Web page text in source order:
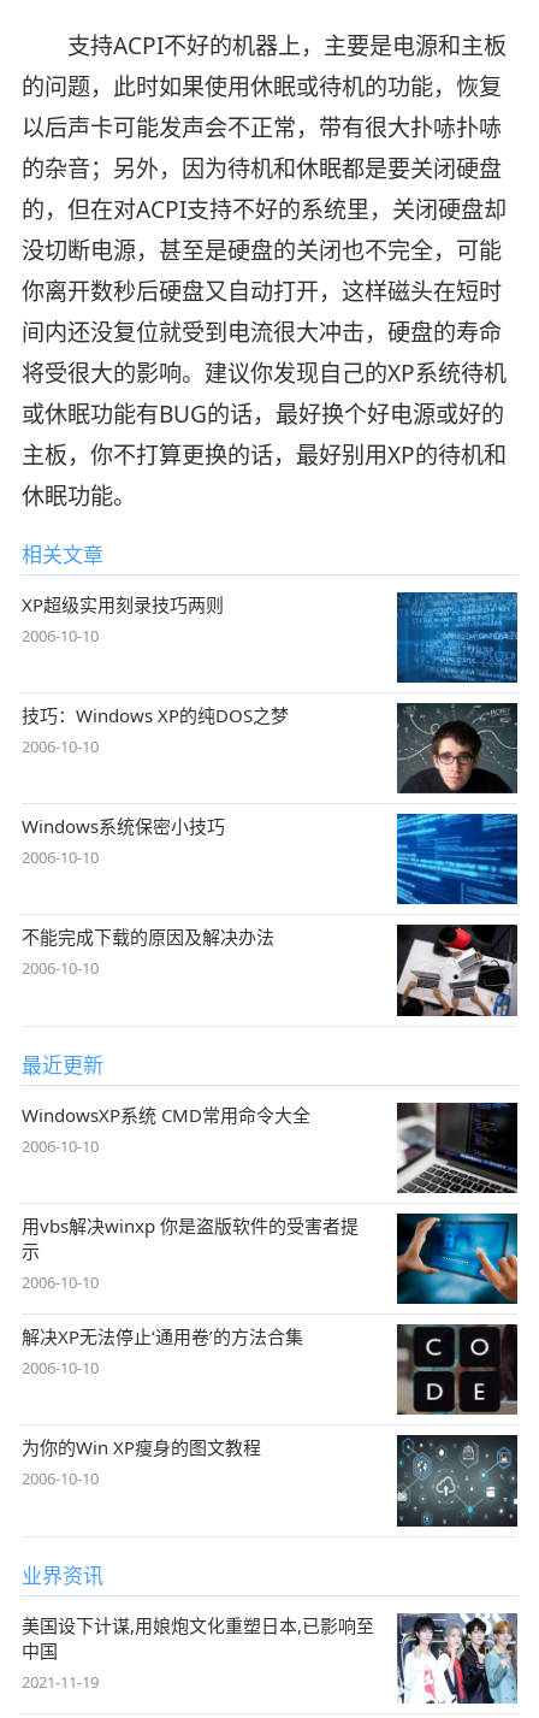
支持ACPI不好的机器上，主要是电源和主板
的问题，此时如果使用休眠或待机的功能，恢复
以后声卡可能发声会不正常，带有很大扑哧扑哧
的杂音；另外，因为待机和休眠都是要关闭硬盘
的，但在对ACPI支持不好的系统里，关闭硬盘却
没切断电源，甚至是硬盘的关闭也不完全，可能
你离开数秒后硬盘又自动打开，这样磁头在短时
间内还没复位就受到电流很大冲击，硬盘的寿命
将受很大的影响。建议你发现自己的XP系统待机
或休眠功能有BUG的话，最好换个好电源或好的
主板，你不打算更换的话，最好别用XP的待机和
休眠功能。
相关文章
XP超级实用刻录技巧两则
2006-10-10
技巧：Windows XP的纯DOS之梦
2006-10-10
Windows系统保密小技巧
2006-10-10
不能完成下载的原因及解决办法
2006-10-10
最近更新
WindowsXP系统 CMD常用命令大全
2006-10-10
用vbs解决winxp 你是盗版软件的受害者提
示
2006-10-10
解决XP无法停止‘通用卷’的方法合集
2006-10-10
为你的Win XP瘦身的图文教程
2006-10-10
业界资讯
美国设下计谋,用娘炮文化重塑日本,已影响至
中国
2021-11-19